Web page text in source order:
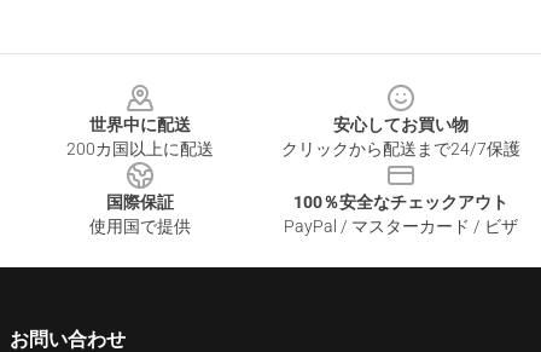
世界中に配送
200カ国以上に配送
安心してお買い物
クリックから配送まで24/7保護
国際保証
使用国で提供
100％安全なチェックアウト
PayPal / マスターカード / ビザ
お問い合わせ